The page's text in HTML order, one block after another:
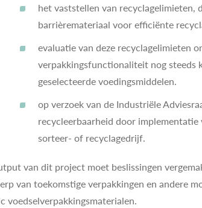
het vaststellen van recyclagelimieten,
barrièremateriaal voor efficiënte
evaluatie van deze recyclagelimieten
verpakkingsfunctionaliteit nog steeds
geselecteerde voedingsmiddelen.
op verzoek van de Industriële
recycleerbaarheid door implementatie
sorteer- of recyclagedrijf.
van dit project moet beslissingen
van toekomstige verpakkingen en andere
voedselverpakkingsmaterialen.